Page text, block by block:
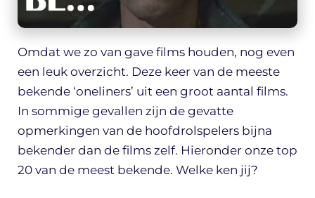
Omdat we zo van gave films houden, nog even
een leuk overzicht. Deze keer van de meeste
bekende ‘oneliners’ uit een groot aantal films.
In sommige gevallen zijn de gevatte
opmerkingen van de hoofdrolspelers bijna
bekender dan de films zelf. Hieronder onze top
20 van de meest bekende. Welke ken jij?